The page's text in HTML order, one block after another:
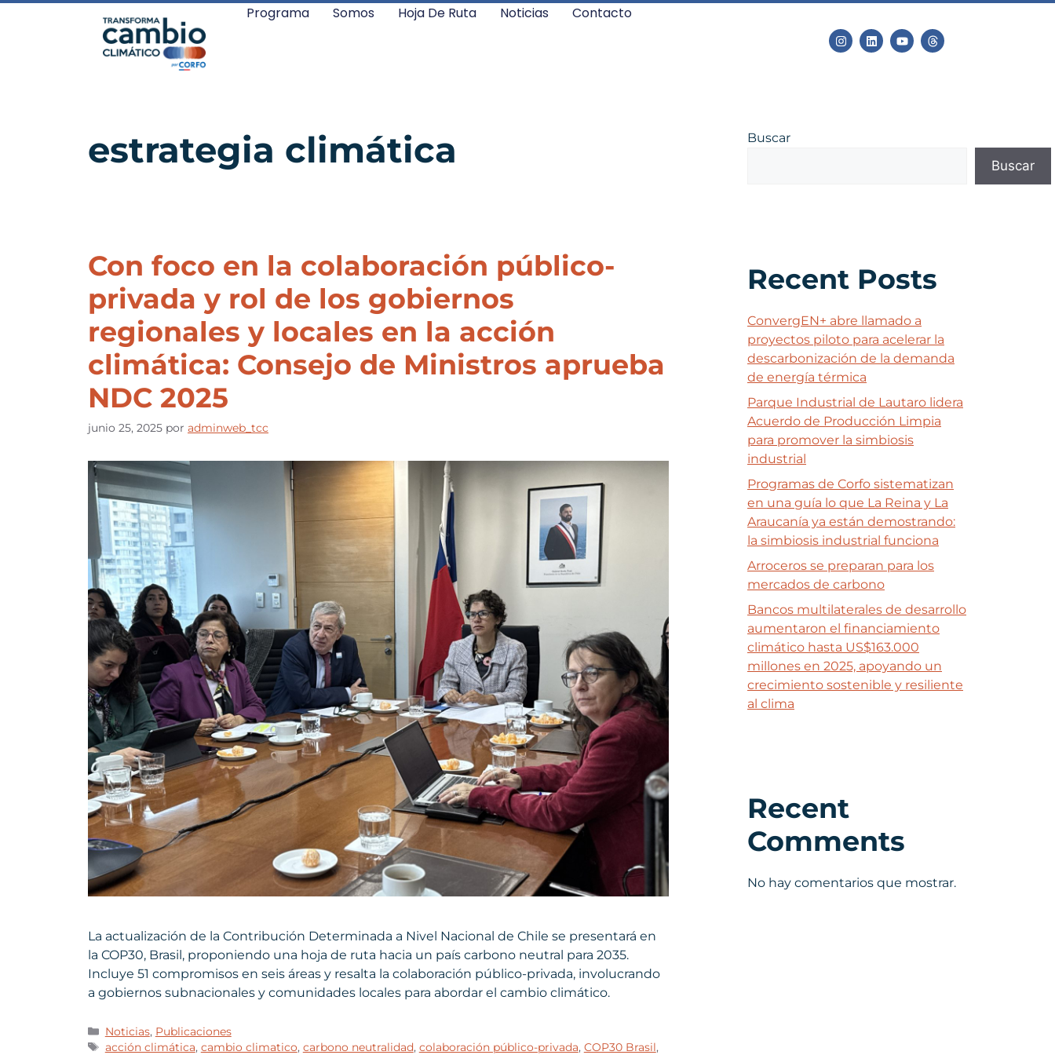
Programa Somos Hoja De Ruta Noticias Contacto
estrategia climática
Con foco en la colaboración público-
privada y rol de los gobiernos
regionales y locales en la acción
climática: Consejo de Ministros aprueba
NDC 2025
junio 25, 2025 por adminweb_tcc
La actualización de la Contribución Determinada a Nivel Nacional de Chile se presentará en
la COP30, Brasil, proponiendo una hoja de ruta hacia un país carbono neutral para 2035.
Incluye 51 compromisos en seis áreas y resalta la colaboración público-privada, involucrando
a gobiernos subnacionales y comunidades locales para abordar el cambio climático.
Noticias, Publicaciones
acción climática, cambio climatico, carbono neutralidad, colaboración público-privada, COP30 Brasil,
Buscar
Buscar
Recent Posts
ConvergEN+ abre llamado a
proyectos piloto para acelerar la
descarbonización de la demanda
de energía térmica
Parque Industrial de Lautaro lidera
Acuerdo de Producción Limpia
para promover la simbiosis
industrial
Programas de Corfo sistematizan
en una guía lo que La Reina y La
Araucanía ya están demostrando:
la simbiosis industrial funciona
Arroceros se preparan para los
mercados de carbono
Bancos multilaterales de desarrollo
aumentaron el financiamiento
climático hasta US$163.000
millones en 2025, apoyando un
crecimiento sostenible y resiliente
al clima
Recent
Comments
No hay comentarios que mostrar.